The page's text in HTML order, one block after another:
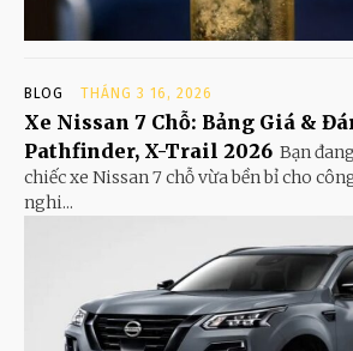
BLOG THÁNG 3 16, 2026
Xe Nissan 7 Chỗ: Bảng Giá &
Pathfinder, X-Trail 2026 Bạn
chiếc xe Nissan 7 chỗ vừa bền bỉ cho
nghi...